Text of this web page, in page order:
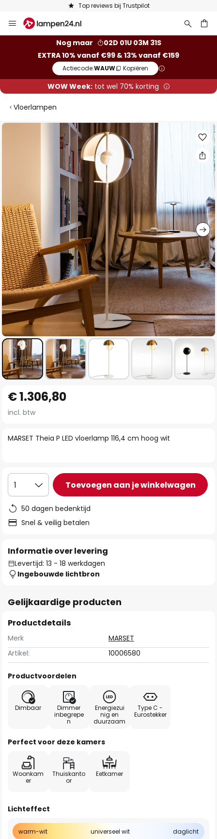
Top reviews bij Trustpilot
naar
Nog maar
02D 01U 03M 31S
EXTRA 10% vanaf €99 & 13% vanaf €159
Actiecode:WAUW Kopiëren
WOW Week:tot wel 70% korting
Vloerlampen
Ga
afbeeldingen-
gallerij
naar
het
van
gallerij
MARSET Theia P LED vloerlamp 116,4 cm hoog wit
€ 1.306,80
incl. btw
1 Toevoegen aan je winkelwagen
50 dagen bedenktijd
Snel & veilig betalen
Informatie over levering
Levertijd: 13 - 18 werkdagen
Ingebouwde lichtbron
Gelijkaardige producten
Productdetails
Merk
MARSET
Artikel:
10006580
Productvoordelen
Dimbaar
Dimmer
inbegrepe
n
Energiezui
nig en
duurzaam
Type C -
Eurostekker
Perfect voor deze kamers
Woonkam
er
Thuiskanto
or
Eetkamer
Lichteffect
warm-wit universeel wit daglicht